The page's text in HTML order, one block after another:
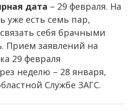
дата – 29 февраля. На
уже есть семь пар,
себя брачными
Прием заявлений на
29 февраля
неделю – 28 января,
Службе ЗАГС.